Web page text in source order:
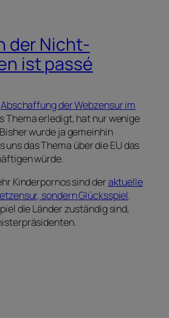
der Nicht-
ist passé
Abschaffung der Webzensur im
Thema erledigt, hat nur wenige
wurde ja gemeinhin
uns das Thema über die EU das
würde.
Kinderpornos sind deraktuelle
sondern Glücksspiel.
die Länder zuständig sind,